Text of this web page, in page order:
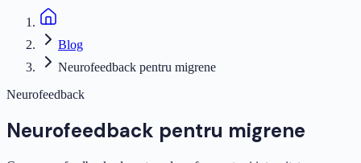
Blog
Neurofeedback pentru migrene
Neurofeedback
Neurofeedback pentru migrene